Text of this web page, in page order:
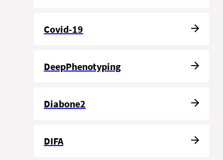
Covid-19
DeepPhenotyping
Diabone2
DIFA